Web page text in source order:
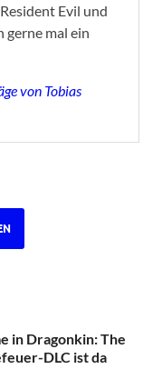
Evil und
gerne mal ein
von Tobias
in Dragonkin: The
DLC ist da